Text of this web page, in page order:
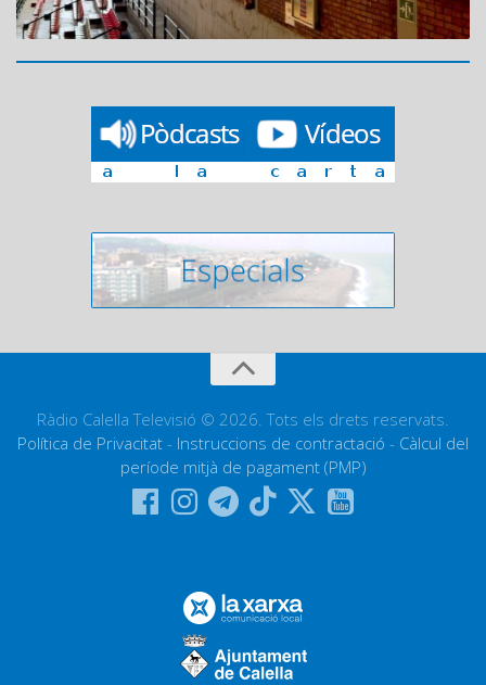
Ràdio Calella Televisió © 2026. Tots els drets reservats.
Política de Privacitat - Instruccions de contractació - Càlcul del
període mitjà de pagament (PMP)